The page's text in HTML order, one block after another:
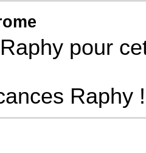
pour
Raphy